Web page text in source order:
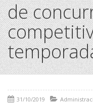
de
31/10/2019